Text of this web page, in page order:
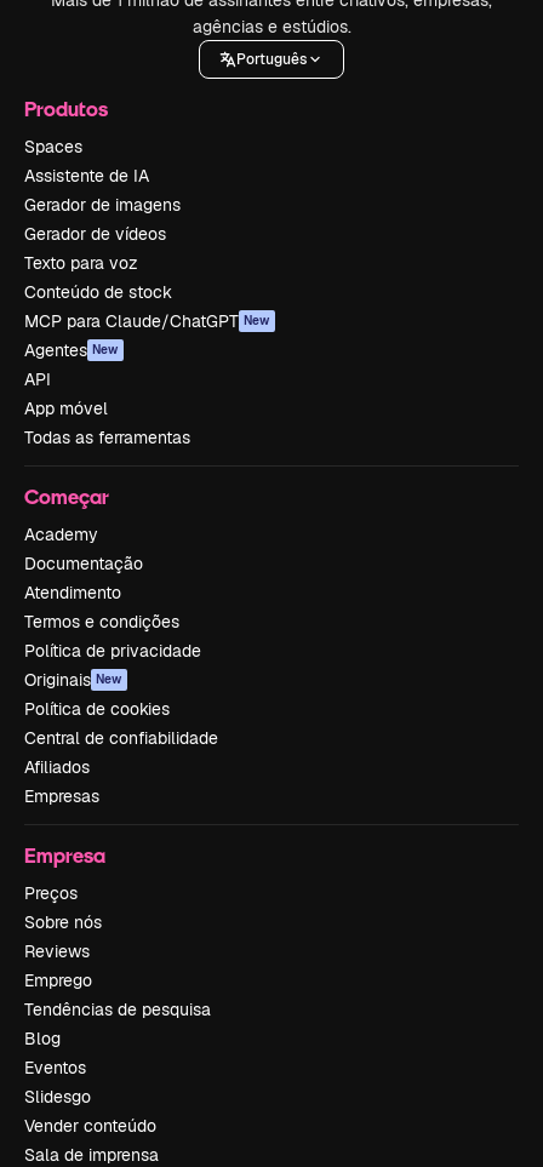
agências e estúdios.
Português
Produtos
Spaces
Assistente de IA
Gerador de imagens
Gerador de vídeos
Texto para voz
Conteúdo de stock
MCP para Claude/ChatGPT New
Agentes New
API
App móvel
Todas as ferramentas
Começar
Academy
Documentação
Atendimento
Termos e condições
Política de privacidade
Originais New
Política de cookies
Central de confiabilidade
Afiliados
Empresas
Empresa
Preços
Sobre nós
Reviews
Emprego
Tendências de pesquisa
Blog
Eventos
Slidesgo
Vender conteúdo
Sala de imprensa